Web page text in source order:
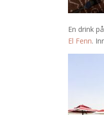
En drink
El Fenn.